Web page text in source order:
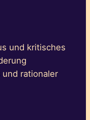
und kritisches
rationaler